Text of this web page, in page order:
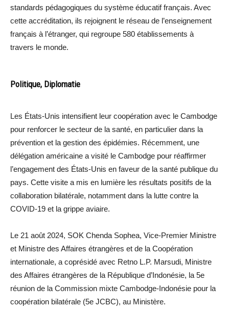
standards pédagogiques du système éducatif français. Avec
cette accréditation, ils rejoignent le réseau de l’enseignement
français à l’étranger, qui regroupe 580 établissements à
travers le monde.
Politique, Diplomatie
Les États-Unis intensifient leur coopération avec le Cambodge
pour renforcer le secteur de la santé, en particulier dans la
prévention et la gestion des épidémies. Récemment, une
délégation américaine a visité le Cambodge pour réaffirmer
l’engagement des États-Unis en faveur de la santé publique du
pays. Cette visite a mis en lumière les résultats positifs de la
collaboration bilatérale, notamment dans la lutte contre la
COVID-19 et la grippe aviaire.
Le 21 août 2024, SOK Chenda Sophea, Vice-Premier Ministre
et Ministre des Affaires étrangères et de la Coopération
internationale, a coprésidé avec Retno L.P. Marsudi, Ministre
des Affaires étrangères de la République d’Indonésie, la 5e
réunion de la Commission mixte Cambodge-Indonésie pour la
coopération bilatérale (5e JCBC), au Ministère.